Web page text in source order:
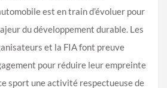
est en train d’évoluer pour
du développement durable. Les
et la FIA font preuve
pour réduire leur empreinte
sport une activité respectueuse de